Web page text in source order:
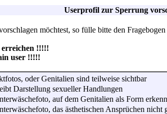
Userprofil zur Sperrung
möchtest, so fülle bitte den
!!!!!
user !!!!!
oder Genitalien sind teilweise sichtbar
Darstellung sexueller Handlungen
auf dem Genitalien als Form
das ästhetischen Ansprüchen nicht